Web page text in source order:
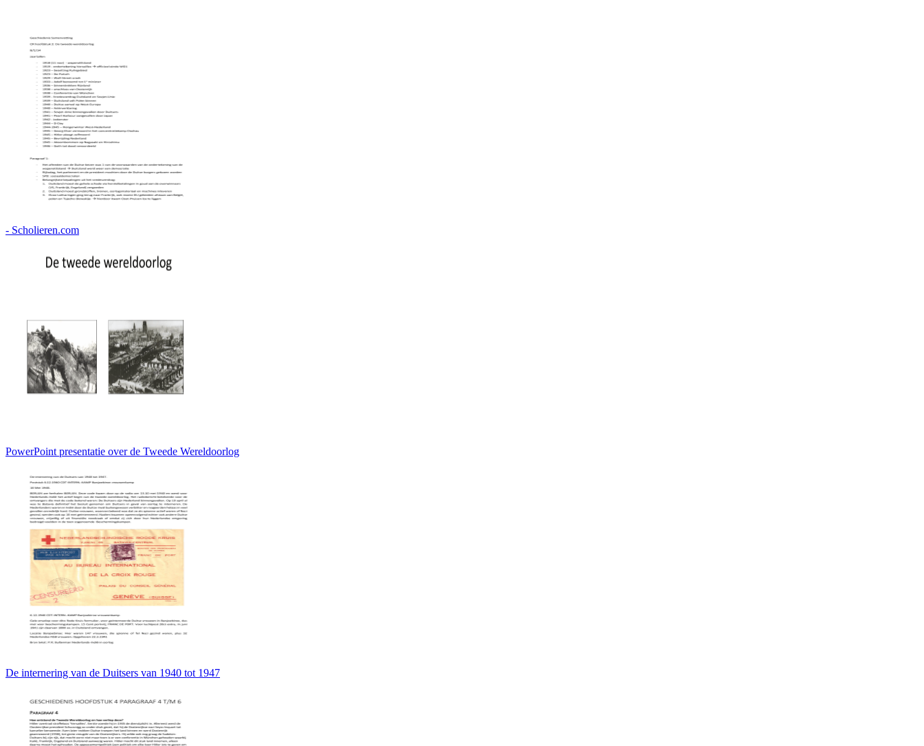
- Scholieren.com
PowerPoint presentatie over de Tweede Wereldoorlog
De internering van de Duitsers van 1940 tot 1947